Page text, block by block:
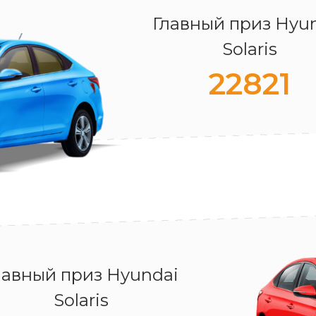
Главный приз
Solaris
22821
приз Hyundai
Solaris